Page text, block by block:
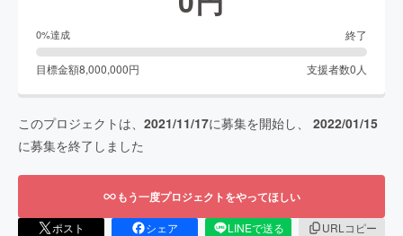
0%達成 終了
目標金額8,000,000円 支援者数0 人
このプロジェクトは、 2021/11/17に募集を開始し、 2022/01/15
に募集を終了しました
もう一度プロジェクトをやってほしい
ポスト シェア LINEで送る
URLコピー